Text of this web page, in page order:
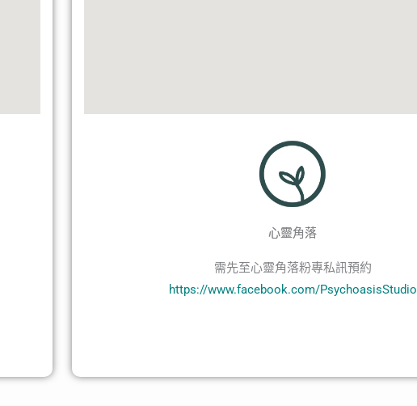
心靈角落
需先至心靈角落粉專私訊預約
https://www.facebook.com/PsychoasisStudio